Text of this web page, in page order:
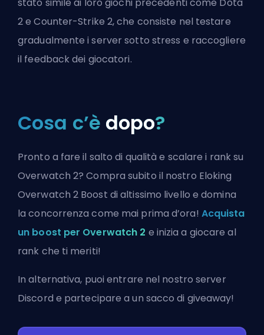
stato simile ai loro giochi precedenti come Dota
2e Counter-Strike 2, che consiste nel testare
gradualmente i server sotto stress e raccogliere
il feedback dei giocatori.
Cosa c’è dopo?
Pronto a fare il salto di qualità e scalare i rank su
Overwatch 2? Compra subito il nostro Eloking
Overwatch 2 Boost di altissimo livello e domina
la concorrenza come mai prima d’ora! Acquista
un boost per Overwatch 2 e inizia a giocare al
rank che ti meriti!
In alternativa, puoientrare nel nostro server
Discord e partecipare a un sacco di giveaway!